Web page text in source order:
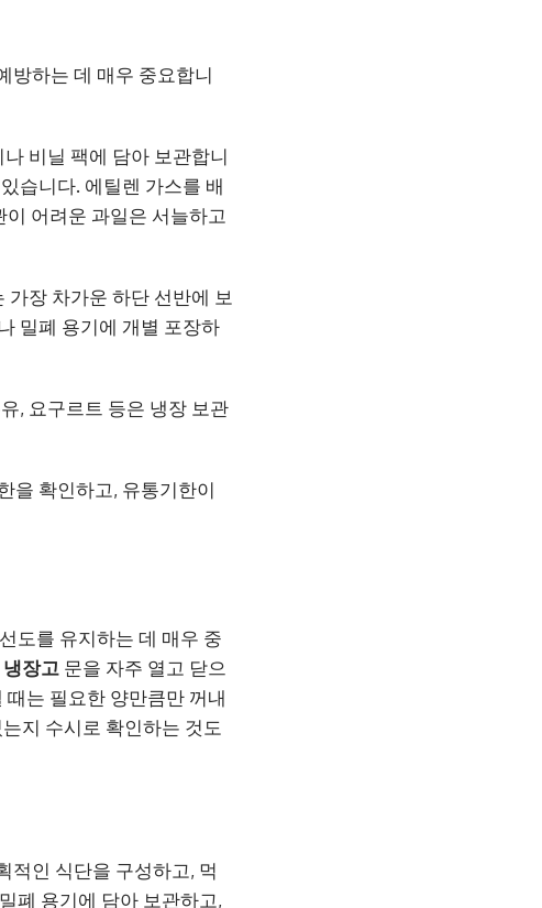
방하는 데 매우 중요합니
비닐 팩에 담아 보관합니
습니다. 에틸렌 가스를 배
어려운 과일은 서늘하고
장 차가운 하단 선반에 보
밀폐 용기에 개별 포장하
, 요구르트 등은 냉장 보관
을 확인하고, 유통기한이
도를 유지하는 데 매우 중
냉장고 문을 자주 열고 닫으
는 필요한 양만큼만 꺼내
지 수시로 확인하는 것도
적인 식단을 구성하고, 먹
폐 용기에 담아 보관하고,